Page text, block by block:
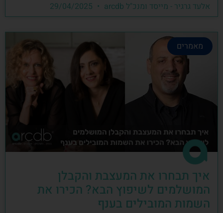
אלעד גרגיר - מייסד ומנכ"ל arcdb
מאמרים
איך תבחרו את המעצבת והקבלן
המושלמים לשיפוץ הבא? הכירו את
השמות המובילים בענף